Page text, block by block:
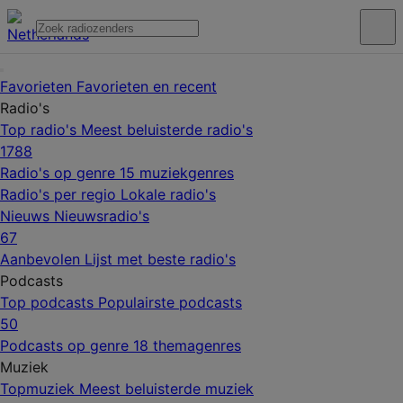
Favorieten Favorieten en recent
Radio's
Top radio's Meest beluisterde radio's
1788
Radio's op genre 15 muziekgenres
Radio's per regio Lokale radio's
Nieuws Nieuwsradio's
67
Aanbevolen Lijst met beste radio's
Podcasts
Top podcasts Populairste podcasts
50
Podcasts op genre 18 themagenres
Muziek
Topmuziek Meest beluisterde muziek